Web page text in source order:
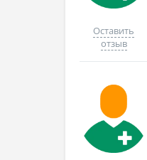
Оставить
отзыв